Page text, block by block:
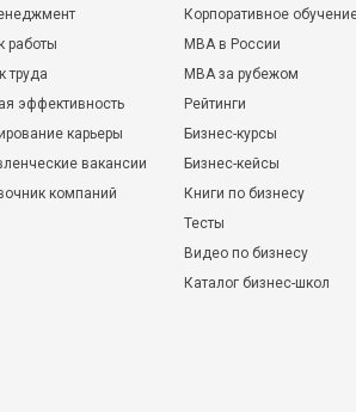
работы
труда
эффективность
карьеры
вакансии
компаний
Корпоративное
MBA в России
MBA за рубежом
Рейтинги
Бизнес-курсы
Бизнес-кейсы
Книги по бизнесу
Тесты
Видео по бизнесу
Каталог бизнес-школ